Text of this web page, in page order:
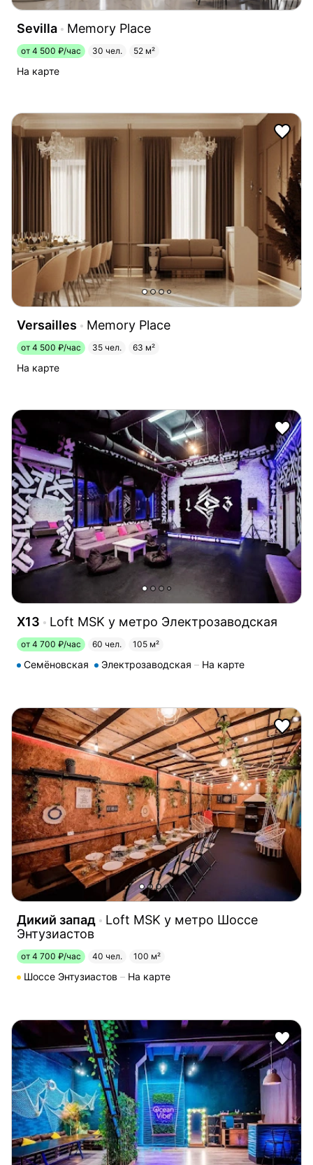
Sevilla Memory Place
от 4 500 ₽/час 30 чел. 52 м²
На карте
Versailles Memory Place
от 4 500 ₽/час 35 чел. 63 м²
На карте
X13 Loft MSK у метро Электрозаводская
от 4 700 ₽/час 60 чел. 105 м²
Семёновская Электрозаводская На карте
Дикий запад
Loft MSK у метро Шоссе
Энтузиастов
от 4 700 ₽/час 40 чел. 100 м²
Шоссе Энтузиастов На карте